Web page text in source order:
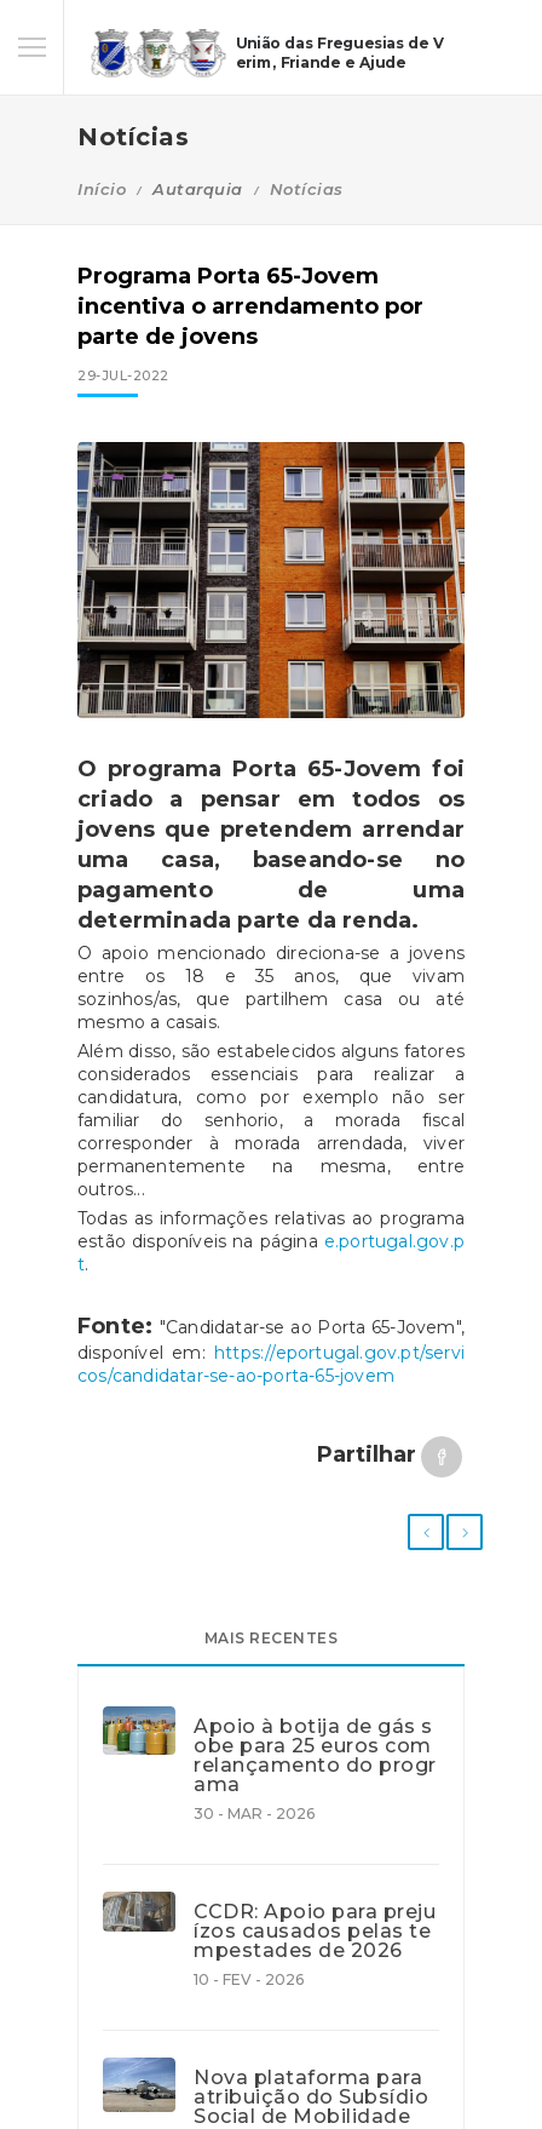
União das Freguesias de V
erim, Friande e Ajude
Notícias
Início Autarquia Notícias
Programa Porta 65-Jovem
incentiva o arrendamento por
parte de jovens
29-JUL-2022
O programa Porta 65-Jovem foi
criado a pensar em todos os
jovens que pretendem arrendar
uma casa, baseando-se no
pagamento de uma
determinada parte da renda.
O apoio mencionado direciona-se a jovens
entre os 18 e 35 anos, que vivam
sozinhos/as, que partilhem casa ou até
mesmo a casais.
Além disso, são estabelecidos alguns fatores
considerados essenciais para realizar a
candidatura, como por exemplo não ser
familiar do senhorio, a morada fiscal
corresponder à morada arrendada, viver
permanentemente na mesma, entre
outros...
Todas as informações relativas ao programa
estão disponíveis na página e.portugal.gov.p
t.
Fonte: "Candidatar-se ao Porta 65-Jovem",
disponível em: https://eportugal.gov.pt/servi
cos/candidatar-se-ao-porta-65-jovem
Partilhar
MAIS RECENTES
Apoio à botija de gás s
obe para 25 euros com
relançamento do progr
ama
30 - MAR - 2026
CCDR: Apoio para preju
ízos causados pelas te
mpestades de 2026
10 - FEV - 2026
Nova plataforma para
atribuição do Subsídio
Social de Mobilidade